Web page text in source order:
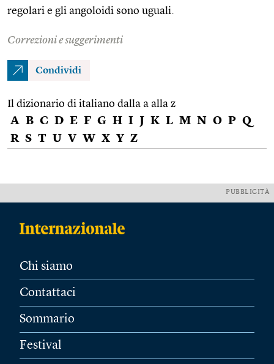
regolari e gli angoloidi sono uguali.
Correzioni e suggerimenti
Condividi
Il dizionario di italiano dalla a alla z
A B C D E F G H I J K L M N O P Q
R S T U V W X Y Z
PUBBLICITÀ
Chi siamo
Contattaci
Sommario
Festival